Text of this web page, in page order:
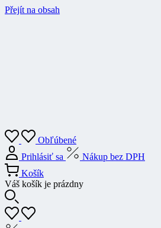
Přejít na obsah
Obľúbené
Prihlásiť sa
Nákup bez DPH
Košík
Váš košík je prázdny